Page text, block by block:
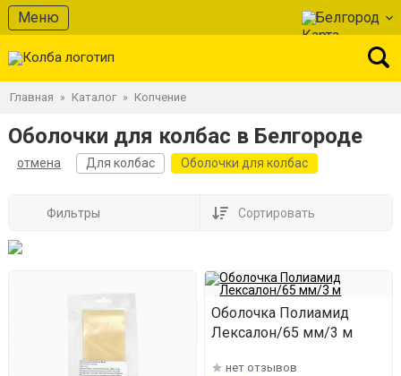
Меню Белгород
Главная » Каталог » Копчение
Оболочки для колбас в Белгороде
отмена Для колбас Оболочки для колбас
Фильтры Сортировать
Оболочка Полиамид
Лексалон/65 мм/3 м
нет отзывов